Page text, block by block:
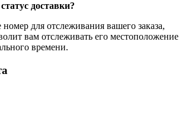
доставки?
для отслеживания вашего заказа,
вам отслеживать его местоположение
времени.